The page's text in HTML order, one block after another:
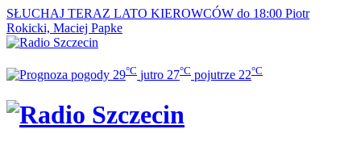
SŁUCHAJ TERAZ LATO KIEROWCÓW do 18:00 Piotr
Rokicki, Maciej Papke
29°C jutro 27°C pojutrze 22°C